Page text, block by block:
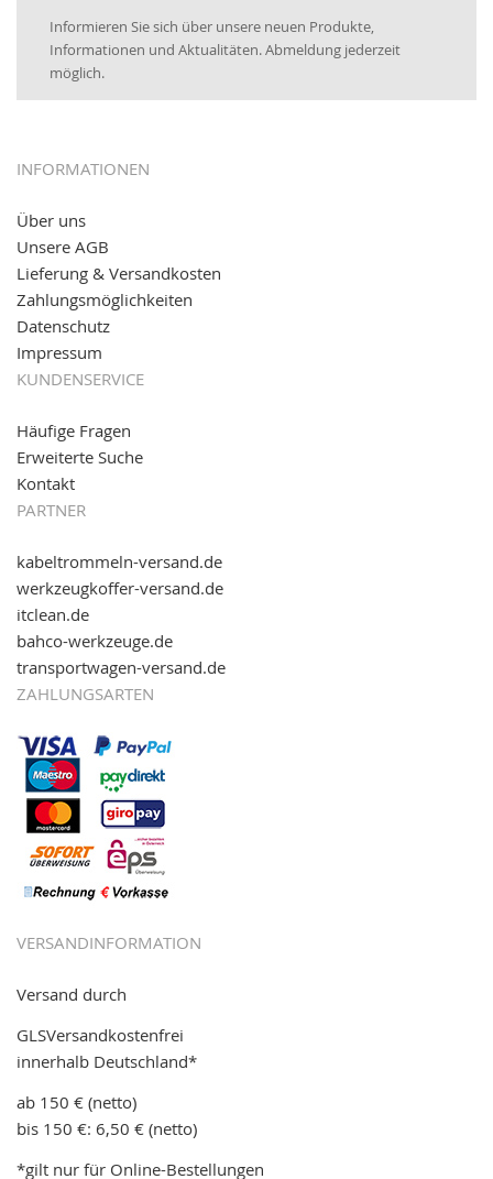
16.01.2017:JETZT NEU- Visa & MasterCard (inkl.
Maestro)
12.01.2017:JETZT NEU- giropay, SOFORT-Überweisung
05.09.2016: NEUE Topseller bei
11.08.2016: Gerade entsteht unser "neuer"
Partnershop
Online-Shop für einfaches Transportieren. Einfach
reinschauen...
Informieren Sie sich über unsere neuen Produkte,
Informationen und Aktualitäten. Abmeldung jederzeit
möglich.
INFORMATIONEN
Über uns
Unsere AGB
Lieferung & Versandkosten
Zahlungsmöglichkeiten
Datenschutz
Impressum
KUNDENSERVICE
Häufige Fragen
Erweiterte Suche
Kontakt
PARTNER
kabeltrommeln-versand.de
werkzeugkoffer-versand.de
itclean.de
bahco-werkzeuge.de
transportwagen-versand.de
ZAHLUNGSARTEN
VERSANDINFORMATION
Versand durch
GLSVersandkostenfrei
innerhalb Deutschland*
ab 150 € (netto)
bis 150 €: 6,50 € (netto)
*gilt nur für Online-Bestellungen